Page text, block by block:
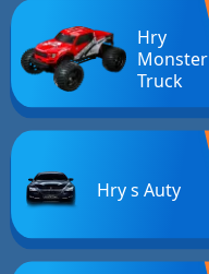
Hry
Monster
Truck
Hry s Auty